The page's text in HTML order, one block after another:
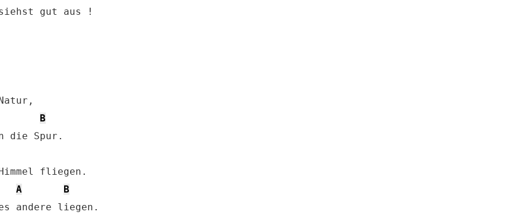
gut aus !
B
A
B
andere liegen.